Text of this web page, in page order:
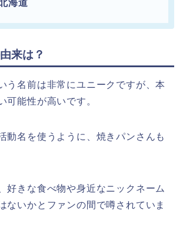
海道
来は？
う名前は非常にユニークですが、本
可能性が高いです。
動名を使うように、焼きパンさんも
好きな食べ物や身近なニックネーム
ないかとファンの間で噂されていま